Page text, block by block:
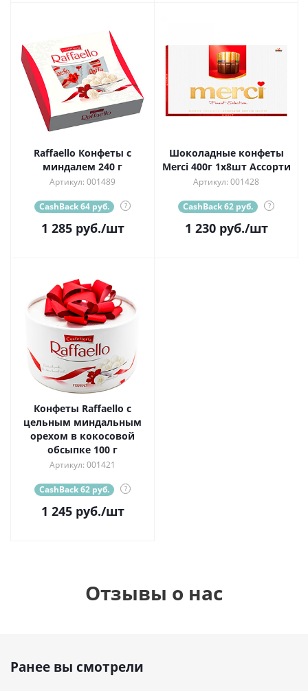
Raffaello Конфеты с
миндалем 240 г
Артикул: 001489
CashBack 64 руб. ?
1 285руб./шт
Шоколадные конфеты
Merci 400г 1х8шт Ассорти
Артикул: 001428
CashBack 62 руб. ?
1 230руб./шт
Конфеты Raffaello с
цельным миндальным
орехом в кокосовой
обсыпке 100 г
Артикул: 001421
CashBack 62 руб. ?
1 245руб./шт
Отзывы о нас
Ранее вы смотрели